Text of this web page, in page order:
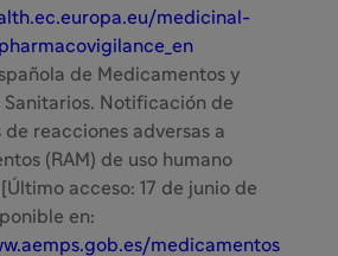
medicinal-
de Medicamentos y
Sanitarios. Notificación de
de reacciones adversas a
(RAM) de uso humano
acceso: 17 de junio de
en:
medicamentos